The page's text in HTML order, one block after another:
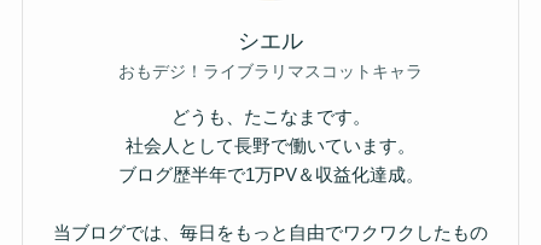
シエル
おもデジ！ライブラリマスコットキャラ
どうも、たこなまです。
社会人として長野で働いています。
ブログ歴半年で1万PV＆収益化達成。
当ブログでは、毎日をもっと自由でワクワクしたもの